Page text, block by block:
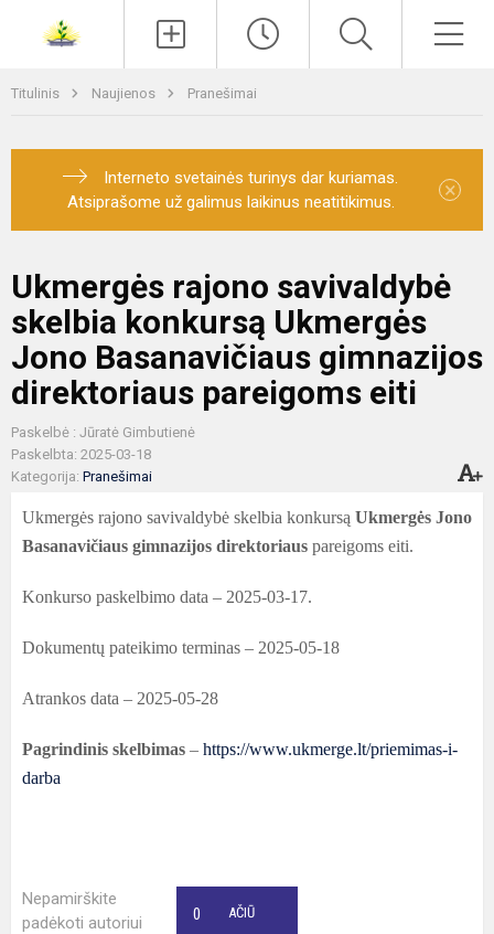
Titulinis Naujienos Pranešimai
Interneto svetainės turinys dar kuriamas.
Atsiprašome už galimus laikinus neatitikimus.
×
Ukmergės rajono savivaldybė
skelbia konkursą Ukmergės
Jono Basanavičiaus gimnazijos
direktoriaus pareigoms eiti
Paskelbė : Jūratė Gimbutienė
Paskelbta: 2025-03-18
Kategorija: Pranešimai
Ukmergės rajono savivaldybė skelbia konkursą Ukmergės Jono
Basanavičiaus gimnazijos direktoriaus pareigoms eiti.
Konkurso paskelbimo data – 2025-03-17.
Dokumentų pateikimo terminas – 2025-05-18
Atrankos data – 2025-05-28
Pagrindinis skelbimas – https://www.ukmerge.lt/priemimas-i-
darba
Nepamirškite
padėkoti autoriui
AČIŪ
0